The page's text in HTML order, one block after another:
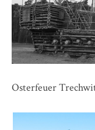
Osterfeuer